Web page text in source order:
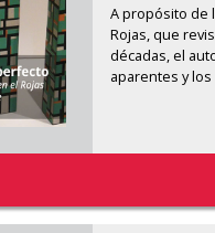
A propósito de
Rojas, que
décadas, el
aparentes y